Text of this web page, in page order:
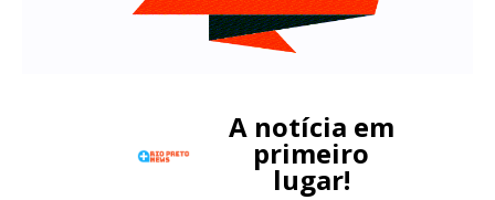
A notícia em
primeiro
lugar!